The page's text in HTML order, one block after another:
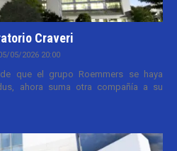
Craveri
05/2026 20:00
que el grupo Roemmers se haya
ahora suma otra compañía a su